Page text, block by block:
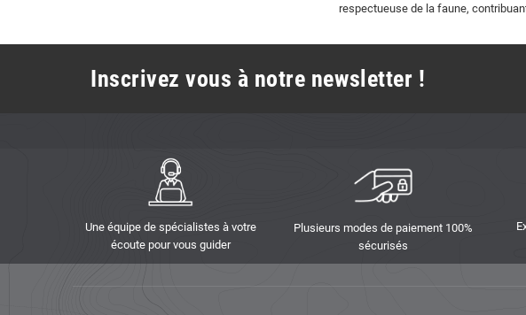
respectueuse de la faune,
Inscrivez vous à notre newsletter !
Une équipe de spécialistes à votre
écoute pour vous guider
Plusieurs modes de paiement 100%
sécurisés